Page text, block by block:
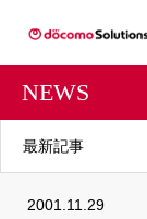
NEWS
最新記事
2001.11.29